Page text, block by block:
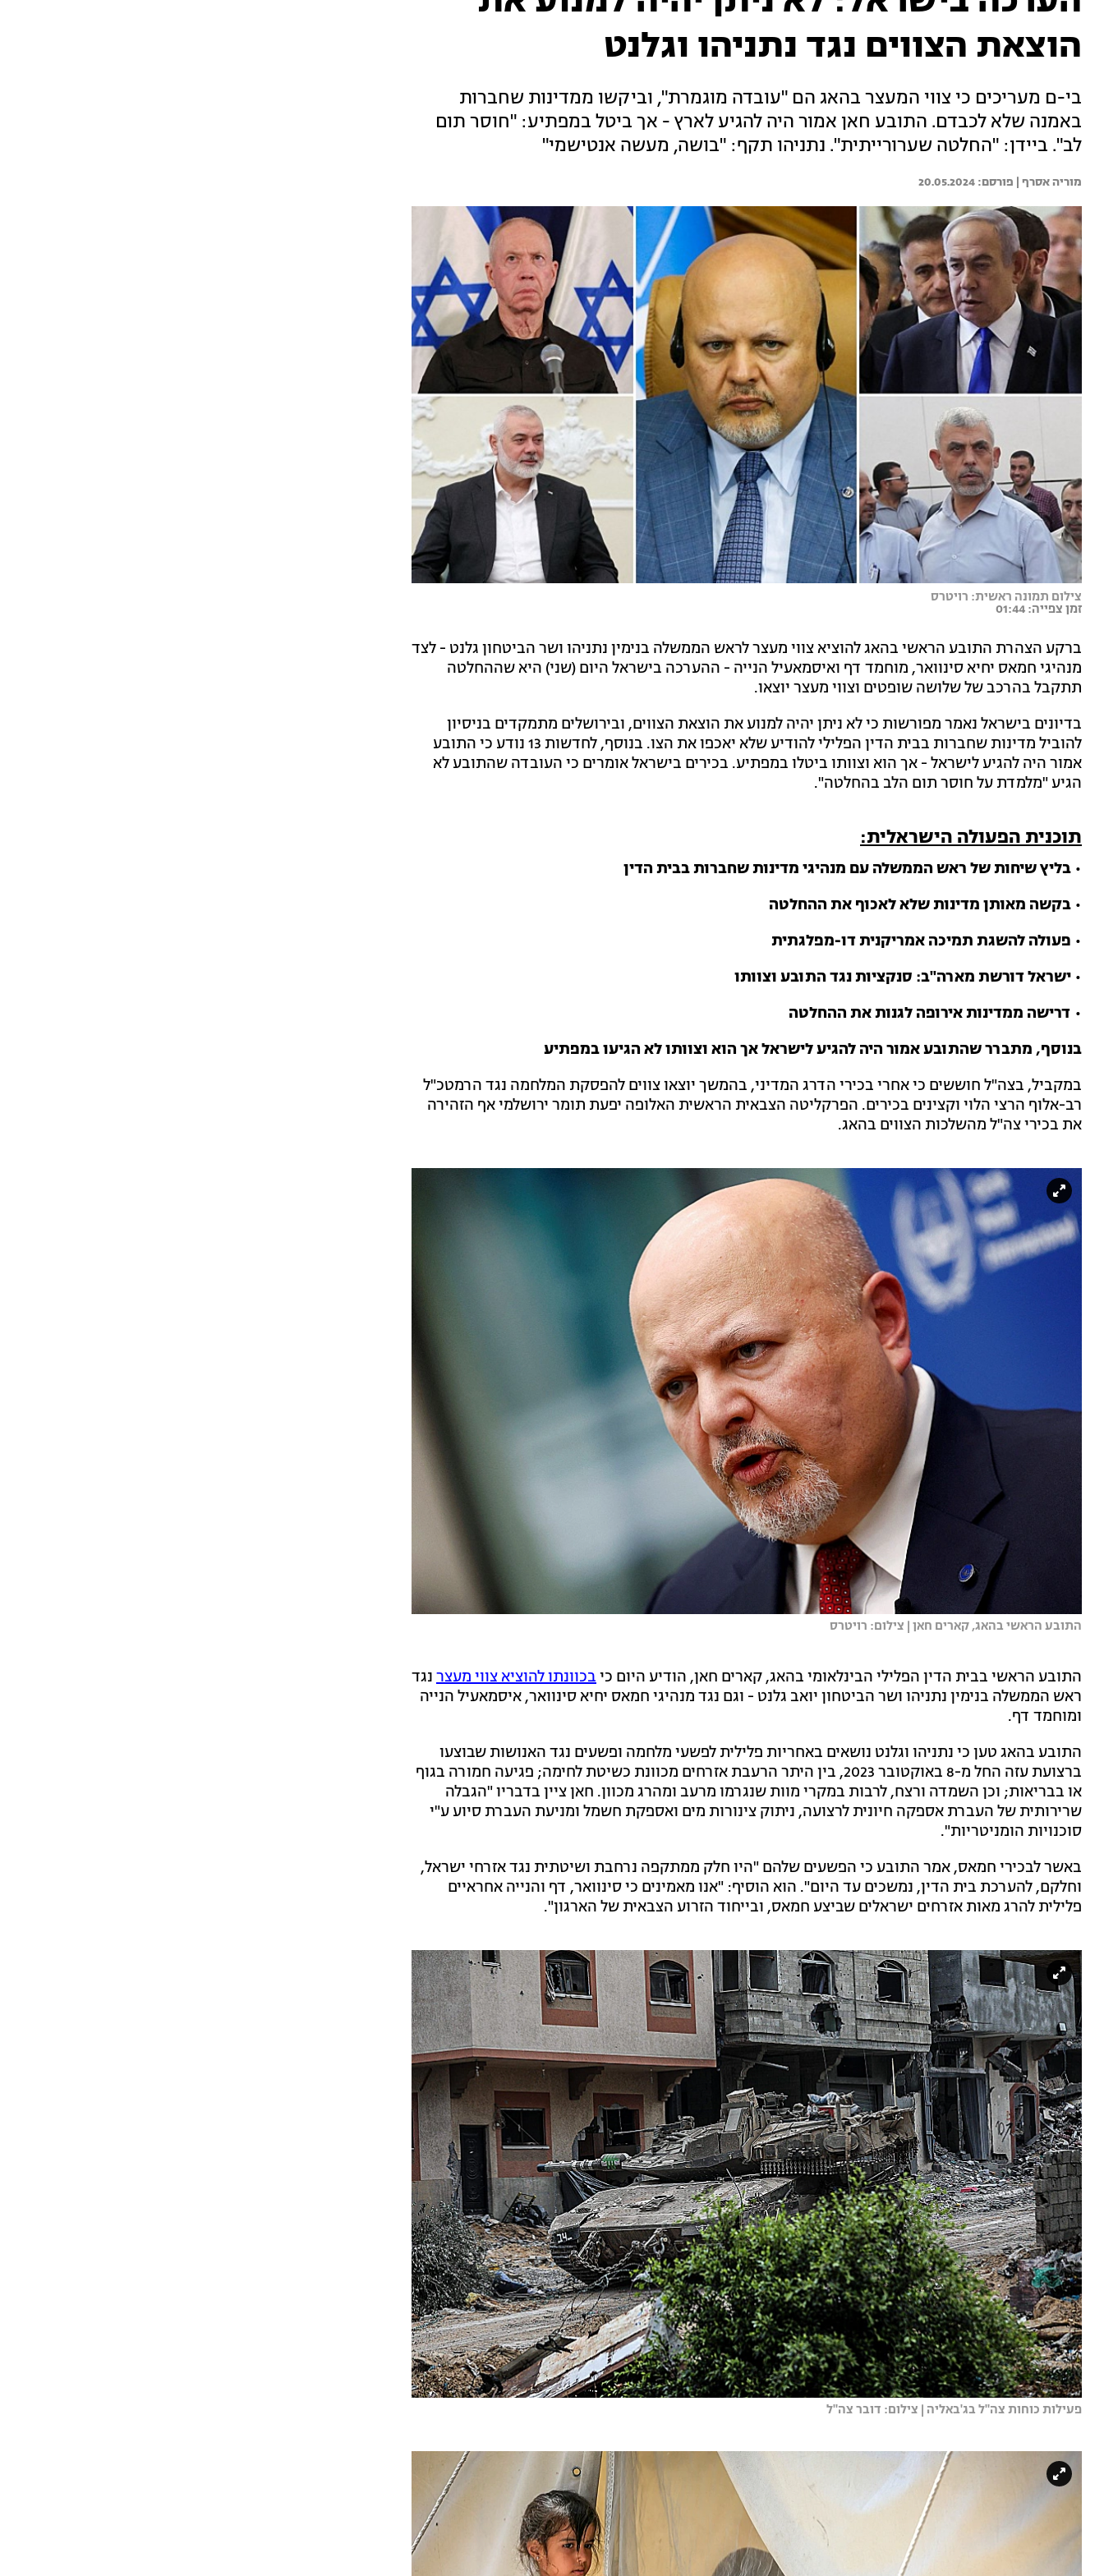
הוצאת הצווים נגד נתניהו וגלנט
בי-ם מעריכים כי צווי המעצר בהאג הם "עובדה מוגמרת", וביקשו ממדינות שחברות
באמנה שלא לכבדם. התובע חאן אמור היה להגיע לארץ - אך ביטל במפתיע: "חוסר תום
לב". ביידן: "החלטה שערורייתית". נתניהו תקף: "בושה, מעשה אנטישמי"
מוריה אסרף | 20.05.2024
צילום תמונה ראשית: רויטרס
זמן צפייה: 01:44
ברקע הצהרת התובע הראשי בהאג להוציא צווי מעצר לראש הממשלה בנימין נתניהו ושר הביטחון גלנט - לצד
מנהיגי חמאס יחיא סינוואר, מוחמד דף ואיסמאעיל הנייה - ההערכה בישראל היום (שני) היא שההחלטה
תתקבל בהרכב של שלושה שופטים וצווי מעצר יוצאו.
בדיונים בישראל נאמר מפורשות כי לא ניתן יהיה למנוע את הוצאת הצווים, ובירושלים מתמקדים בניסיון
להוביל מדינות שחברות בבית הדין הפלילי להודיע שלא יאכפו את הצו. בנוסף, לחדשות 13 נודע כי התובע
אמור היה להגיע לישראל - אך הוא וצוותו ביטלו במפתיע. בכירים בישראל אומרים כי העובדה שהתובע לא
הגיע "מלמדת על חוסר תום הלב בהחלטה".
תוכנית הפעולה הישראלית:
• בליץ שיחות של ראש הממשלה עם מנהיגי מדינות שחברות בבית הדין
• בקשה מאותן מדינות שלא לאכוף את ההחלטה
• פעולה להשגת תמיכה אמריקנית דו-מפלגתית
• ישראל דורשת מארה"ב: סנקציות נגד התובע וצוותו
• דרישה ממדינות אירופה לגנות את ההחלטה
בנוסף, מתברר שהתובע אמור היה להגיע לישראל אך הוא וצוותו לא הגיעו במפתיע
במקביל, בצה"ל חוששים כי אחרי בכירי הדרג המדיני, בהמשך יוצאו צווים להפסקת המלחמה נגד הרמטכ"ל
רב-אלוף הרצי הלוי וקצינים בכירים. הפרקליטה הצבאית הראשית האלופה יפעת תומר ירושלמי אף הזהירה
את בכירי צה"ל מהשלכות הצווים בהאג.
התובע הראשי בהאג, קארים חאן | צילום: רויטרס
התובע הראשי בבית הדין הפלילי הבינלאומי בהאג, קארים חאן, הודיע היום כיבכוונתו להוציא צווי מעצר נגד
ראש הממשלה בנימין נתניהו ושר הביטחון יואב גלנט - וגם נגד מנהיגי חמאס יחיא סינוואר, איסמאעיל הנייה
ומוחמד דף.
התובע בהאג טען כי נתניהו וגלנט נושאים באחריות פלילית לפשעי מלחמה ופשעים נגד האנושות שבוצעו
ברצועת עזה החל מ-8 באוקטובר 2023, בין היתר הרעבת אזרחים מכוונת כשיטת לחימה; פגיעה חמורה בגוף
או בבריאות; וכן השמדה ורצח, לרבות במקרי מוות שנגרמו מרעב ומהרג מכוון. חאן ציין בדבריו "הגבלה
שרירותית של העברת אספקה חיונית לרצועה, ניתוק צינורות מים ואספקת חשמל ומניעת העברת סיוע ע"י
סוכנויות הומניטריות".
באשר לבכירי חמאס, אמר התובע כי הפשעים שלהם "היו חלק ממתקפה נרחבת ושיטתית נגד אזרחי ישראל,
וחלקם, להערכת בית הדין, נמשכים עד היום". הוא הוסיף: "אנו מאמינים כי סינוואר, דף והנייה אחראיים
פלילית להרג מאות אזרחים ישראלים שביצע חמאס, ובייחוד הזרוע הצבאית של הארגון".
פעילות כוחות צה"ל בג'באליה | צילום: דובר צה"ל